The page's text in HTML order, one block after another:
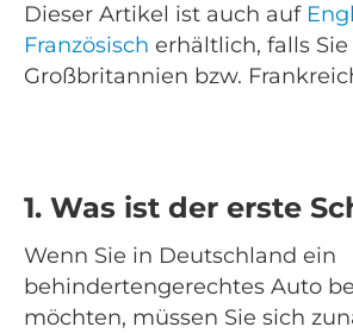
Dieser Artikel ist auch auf
Französisch erhältlich, falls Sie
Großbritannien bzw.
1. Was ist der erste
Wenn Sie in Deutschland ein
behindertengerechtes Auto
möchten, müssen Sie sich